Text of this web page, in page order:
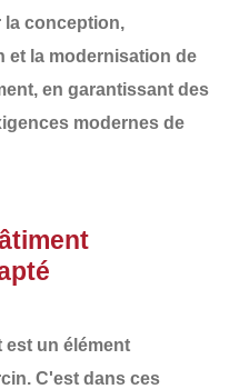
la conception,
et la modernisation de
, en garantissant des
modernes de
est un élément
C'est dans ces